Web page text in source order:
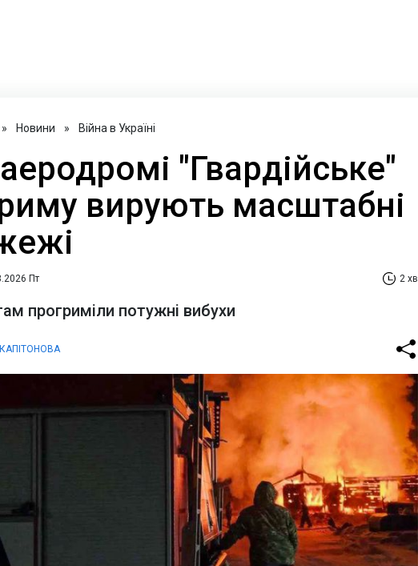
» Новини » Війна в Україні
"Гвардійське"
вирують масштабні
Пт 2 хв
прогриміли потужні вибухи